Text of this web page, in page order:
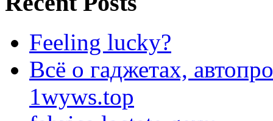
Feeling lucky?
Всё о гаджетах,
1wyws.top